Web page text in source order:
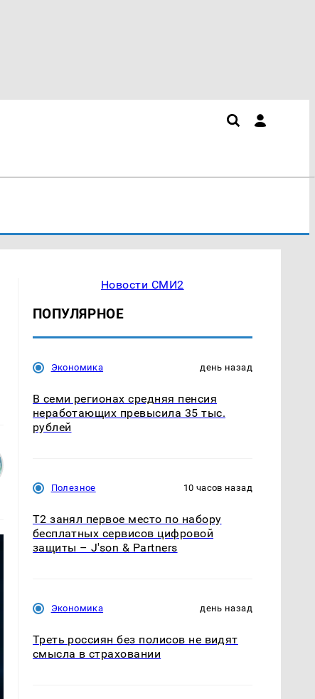
Новости СМИ2
ПОПУЛЯРНОЕ
Экономика день назад
В семи регионах средняя пенсия
неработающих превысила 35 тыс.
рублей
Полезное 10 часов назад
Т2 занял первое место по набору
бесплатных сервисов цифровой
защиты – J'son & Partners
Экономика день назад
Треть россиян без полисов не видят
смысла в страховании